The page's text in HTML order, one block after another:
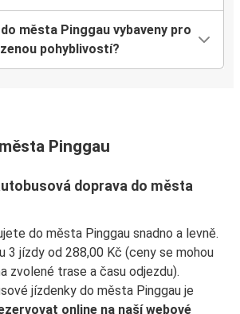
města Pinggau vybaveny pro
pohyblivostí?
Pinggau
doprava do města
do města Pinggau snadno a levně.
3 jízdy od 288,00 Kč (ceny se mohou
zvolené trase a času odjezdu).
jízdenky do města Pinggau je
online na naší webové